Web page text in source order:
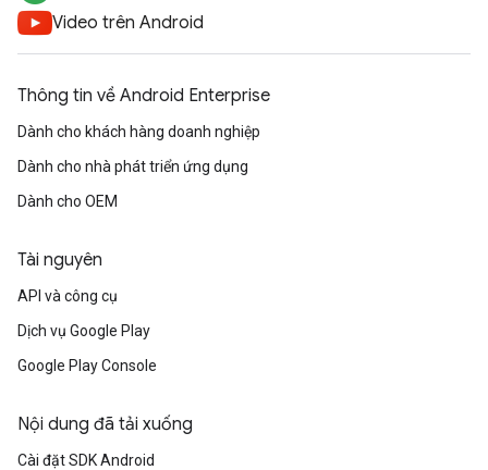
Video trên Android
Thông tin về Android Enterprise
Dành cho khách hàng doanh nghiệp
Dành cho nhà phát triển ứng dụng
Dành cho OEM
Tài nguyên
API và công cụ
Dịch vụ Google Play
Google Play Console
Nội dung đã tải xuống
Cài đặt SDK Android